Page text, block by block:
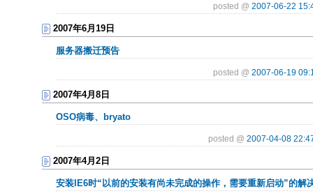
posted @ 2007-06-22
2007年6月19日
服务器搬迁预告
posted @ 2007-06-19
2007年4月8日
OSO病毒、bryato
posted @ 2007-04-08
2007年4月2日
安装IE6时“以前的安装有尚未完成的操作，需要重新启动”的解